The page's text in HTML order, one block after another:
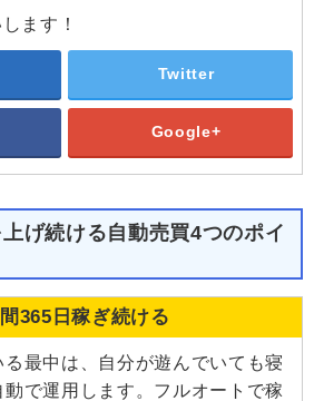
ます！
Twitter
Google+
げ続ける自動売買4つのポイ
365日稼ぎ続ける
最中は、自分が遊んでいても寝
で運用します。フルオートで稼